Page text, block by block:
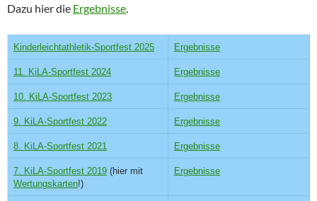
Dazu hier die Ergebnisse.
Kinderleichtathletik-Sportfest 2025 Ergebnisse
11. KiLA-Sportfest 2024 Ergebnisse
10. KiLA-Sportfest 2023 Ergebnisse
9. KiLA-Sportfest 2022 Ergebnisse
8. KiLA-Sportfest 2021 Ergebnisse
7. KiLA-Sportfest 2019 (hier mit
Wertungskarten!)
Ergebnisse